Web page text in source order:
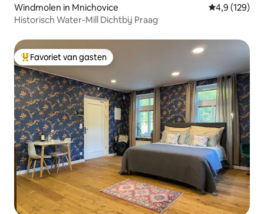
Windmolen in Mnichovice Gemiddelde
4,9 (129)
Historisch Water-Mill Dichtbij Praag
Topfavoriet van gasten
Favoriet van gasten